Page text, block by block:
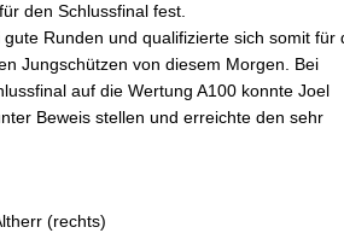
den Schlussfinal fest.
Runden und qualifizierte sich somit für
Jungschützen von diesem Morgen. Bei
auf die Wertung A100 konnte Joel
Beweis stellen und erreichte den sehr
(rechts)